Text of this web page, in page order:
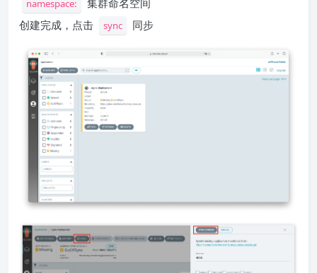
namespace:
创建完成，点击
sync 同步